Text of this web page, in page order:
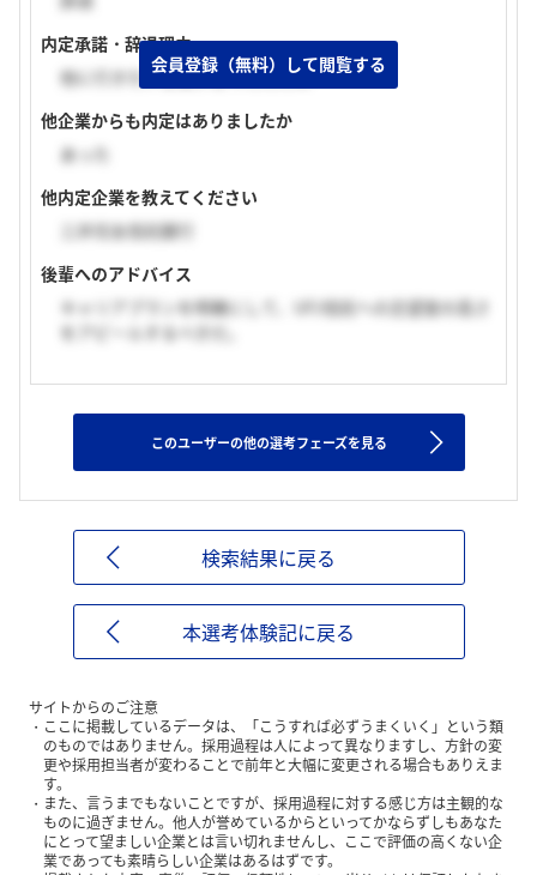
内定承諾・辞退理由
他に行きたい企業があったたため
他企業からも内定はありましたか
あった
他内定企業を教えてください
三井住友信託銀行
後輩へのアドバイス
キャリアプランを明確にして、UFJ信託への志望度の高さ
をアピールするべきだ。
会員登録（無料）して閲覧する
このユーザーの他の選考フェーズを見る
検索結果に戻る
本選考体験記に戻る
サイトからのご注意
ここに掲載しているデータは、「こうすれば必ずうまくいく」という類
のものではありません。採用過程は人によって異なりますし、方針の変
更や採用担当者が変わることで前年と大幅に変更される場合もありえま
す。
また、言うまでもないことですが、採用過程に対する感じ方は主観的な
ものに過ぎません。他人が誉めているからといってかならずしもあなた
にとって望ましい企業とは言い切れませんし、ここで評価の高くない企
業であっても素晴らしい企業はあるはずです。